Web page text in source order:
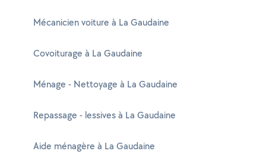
Mécanicien voiture à La Gaudaine
Covoiturage à La Gaudaine
Ménage - Nettoyage à La Gaudaine
Repassage - lessives à La Gaudaine
Aide ménagère à La Gaudaine